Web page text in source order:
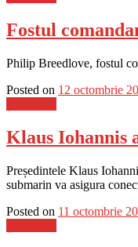
Fostul
Philip Breedlove, fostul
Posted on 12 octombrie
Klaus Iohannis
Președintele Klaus
submarin va asigura
Posted on 11 octombrie